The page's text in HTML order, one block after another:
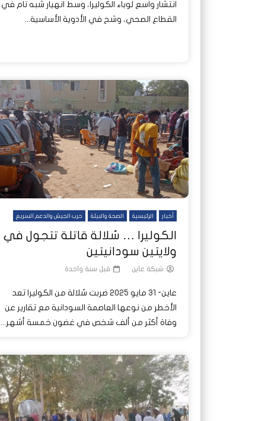
انتشار واسع لوباء الكوليرا، وسط انهيار شبه تام في
القطاع الصحي، وشح في الأدوية الأساسية...
أخبار الرئيسية الصحة والبيئة حرب الجيش والدعم السريع
الكوليرا … سُلالة قاتلة تتجول في
ولايتين سودانيتين
شبكة عاين قبل سنة واحدة
عاين- 31 مايو 2025 ضربت سُلالة من الكوليرا تعد
الأخطر من نوعها العاصمة السودانية مع تقارير عن
وفاة أكثر من ألف شخص في غضون خمسة أشهر...